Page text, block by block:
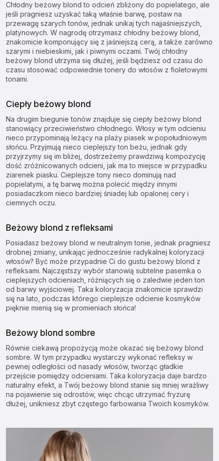
Chłodny beżowy blond to odcień zbliżony do popielatego, ale
jeśli pragniesz uzyskać taką właśnie barwę, postaw na
przewagę szarych tonów, jednak unikaj tych najjaśniejszych,
platynowych. W nagrodę otrzymasz chłodny beżowy blond,
znakomicie komponujący się z jaśniejszą cerą, a także zarówno
szarymi i niebieskimi, jak i piwnymi oczami. Twój chłodny
beżowy blond utrzyma się dłużej, jeśli będziesz od czasu do
czasu stosować odpowiednietonery do włosów z fioletowymi
tonami.
Ciepły beżowy blond
Na drugim biegunie tonów znajduje się ciepły beżowy blond
stanowiący przeciwieństwo chłodnego. Włosy w tym odcieniu
nieco przypominają leżący na plaży piasek w popołudniowym
słońcu. Przyjmują nieco cieplejszy ton beżu, jednak gdy
przyjrzymy się im bliżej, dostrzeżemy prawdziwą kompozycję
dość zróżnicowanych odcieni, jak ma to miejsce w przypadku
ziarenek piasku. Cieplejsze tony nieco dominują nad
popielatymi, a tę barwę można polecić między innymi
posiadaczkom nieco bardziej śniadej lub opalonej cery i
ciemnych oczu.
Beżowy blond z refleksami
Posiadasz beżowy blond w neutralnym tonie, jednak pragniesz
drobnej zmiany, unikając jednocześnie radykalnej koloryzacji
włosów? Być może przypadnie Ci do gustu beżowy blond z
refleksami. Najczęstszy wybór stanowią subtelne pasemka o
cieplejszych odcieniach, różniących się o zaledwie jeden ton
od barwy wyjściowej. Taka koloryzacja znakomicie sprawdzi
się na lato, podczas którego cieplejsze odcienie kosmyków
pięknie mienią się w promieniach słońca!
Beżowy blond sombre
Równie ciekawą propozycją może okazać się beżowy blond
sombre. W tym przypadku wystarczy wykonać refleksy w
pewnej odległości od nasady włosów, tworząc gładkie
przejście pomiędzy odcieniami. Taka koloryzacja daje bardzo
naturalny efekt, a Twój beżowy blond stanie się mniej wrażliwy
na pojawienie się odrostów, więc chcąc utrzymać fryzurę
dłużej, unikniesz zbyt częstego farbowania Twoich kosmyków.